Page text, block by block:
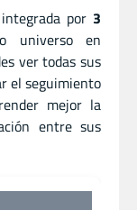
por 3
universo en
ver todas sus
el seguimiento
mejor la
entre sus